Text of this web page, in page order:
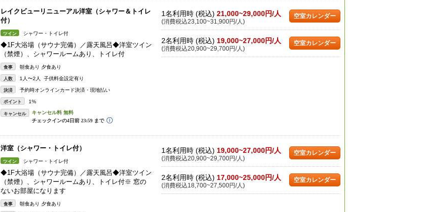
レイクビューリニューアル洋室（シャワー＆トイレ
付）
ツイン シャワー・トイレ付
◆1F大浴場（サウナ完備）／露天風呂◆洋室ツイン
（禁煙）、シャワールームあり、トイレ付
食事 朝食あり 夕食あり
人数 1人〜2人 子供料金設定有り
決済 予約時オンラインカード決済・現地払い
ポイント 1%
キャンセル
1名利用時 (税込) 21,000~29,000円/人
(消費税込23,100~31,900円/人)
空室カレンダー
2名利用時 (税込) 19,000~27,000円/人
(消費税込20,900~29,700円/人)
空室カレンダー
洋室（シャワー・トイレ付）
ツイン シャワー・トイレ付
◆1F大浴場（サウナ完備）／露天風呂◆洋室ツイン
（禁煙）、シャワールームあり、トイレ付※ 窓の
ないお部屋になります
食事 朝食あり 夕食あり
1名利用時 (税込) 19,000~27,000円/人
(消費税込20,900~29,700円/人)
空室カレンダー
2名利用時 (税込) 17,000~25,000円/人
(消費税込18,700~27,500円/人)
空室カレンダー